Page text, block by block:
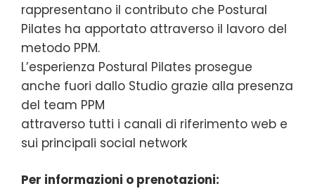
rappresentano il contributo che Postural
Pilates ha apportato attraverso il lavoro del
metodo PPM.
L’esperienza Postural Pilates prosegue
anche fuori dallo Studio grazie alla presenza
del team PPM
attraverso tutti i canali di riferimento web e
sui principali social network
Per informazioni o prenotazioni: